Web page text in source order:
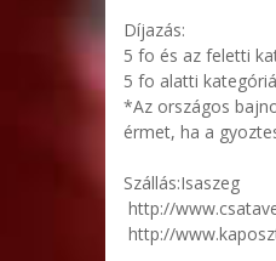
Díjazás:
5 fo és az feletti
5 fo alatti
*Az országos
érmet, ha a
Szállás:Isaszeg
http://
http://